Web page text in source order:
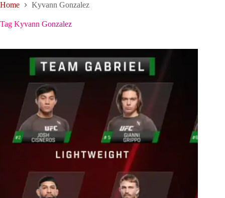
Home Kyvann Gonzalez
Tag Kyvann Gonzalez